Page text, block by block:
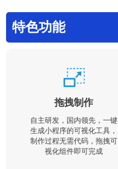
特色功能
拖拽制作
自主研发，国内领先，一键
生成小程序的可视化工具，
制作过程无需代码，拖拽可
视化组件即可完成